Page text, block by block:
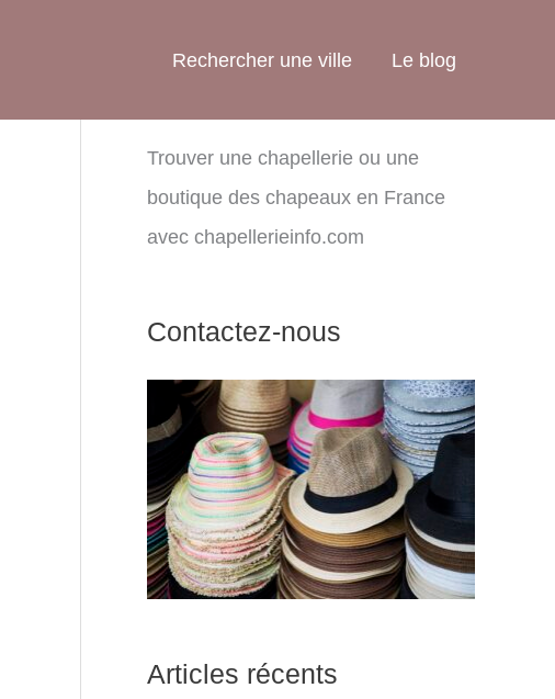
Rechercher une ville Le blog
Trouver une chapellerie ou une
boutique des chapeaux en France
avec chapellerieinfo.com
Contactez-nous
Articles récents